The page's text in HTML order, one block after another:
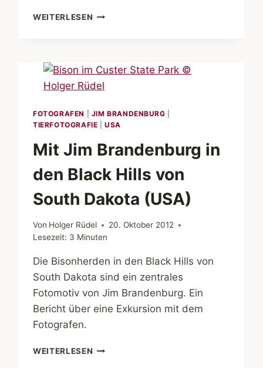
WEITERLESEN MIT
(USA)
FOTOGRAFEN JIM BRANDENBURG
TIERFOTOGRAFIE |USA
Mit Jim Brandenburg in
den Black Hills von
South Dakota (USA)
Von Holger Rüdel
20. Oktober 2012
Lesezeit: 3 Minuten
Die Bisonherden in den Black Hills von
South Dakota sind ein zentrales
Fotomotiv von Jim Brandenburg. Ein
Bericht über eine Exkursion mit dem
Fotografen.
WEITERLESEN MIT